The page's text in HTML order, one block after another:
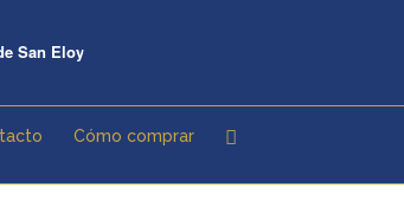
Cómo comprar